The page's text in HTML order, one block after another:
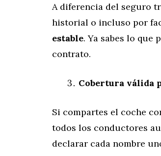
A diferencia del seguro
historial o incluso por
estable. Ya sabes lo que
contrato.
Cobertura válida
Si compartes el coche
todos los conductores
declarar cada nombre